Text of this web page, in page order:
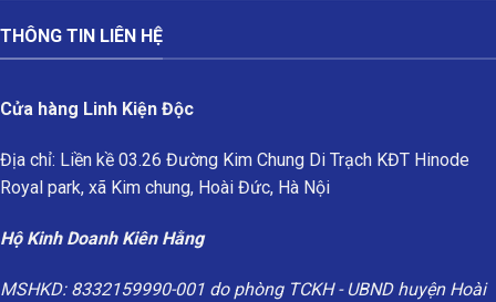
THÔNG TIN LIÊN HỆ
Cửa hàng Linh Kiện Độc
Địa chỉ: Liền kề 03.26 Đường Kim Chung Di Trạch KĐT Hinode
Royal park, xã Kim chung, Hoài Đức, Hà Nội
Hộ Kinh Doanh Kiên Hằng
MSHKD: 8332159990-001 do phòng TCKH - UBND huyện Hoài